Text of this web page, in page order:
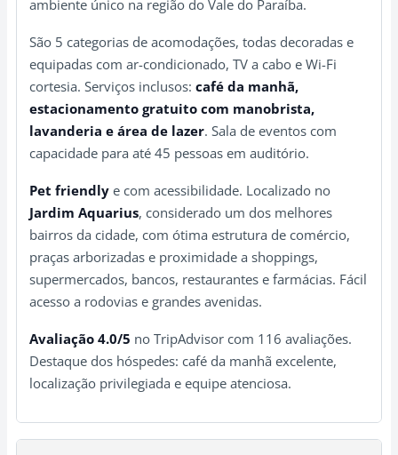
ambiente único na região do Vale do Paraíba.
São 5 categorias de acomodações, todas decoradas e
equipadas com ar-condicionado, TV a cabo e Wi-Fi
cortesia. Serviços inclusos: café da manhã,
estacionamento gratuito com manobrista,
lavanderia e área de lazer. Sala de eventos com
capacidade para até 45 pessoas em auditório.
Pet friendly e com acessibilidade. Localizado no
Jardim Aquarius, considerado um dos melhores
bairros da cidade, com ótima estrutura de comércio,
praças arborizadas e proximidade a shoppings,
supermercados, bancos, restaurantes e farmácias. Fácil
acesso a rodovias e grandes avenidas.
Avaliação 4.0/5 no TripAdvisor com 116 avaliações.
Destaque dos hóspedes: café da manhã excelente,
localização privilegiada e equipe atenciosa.